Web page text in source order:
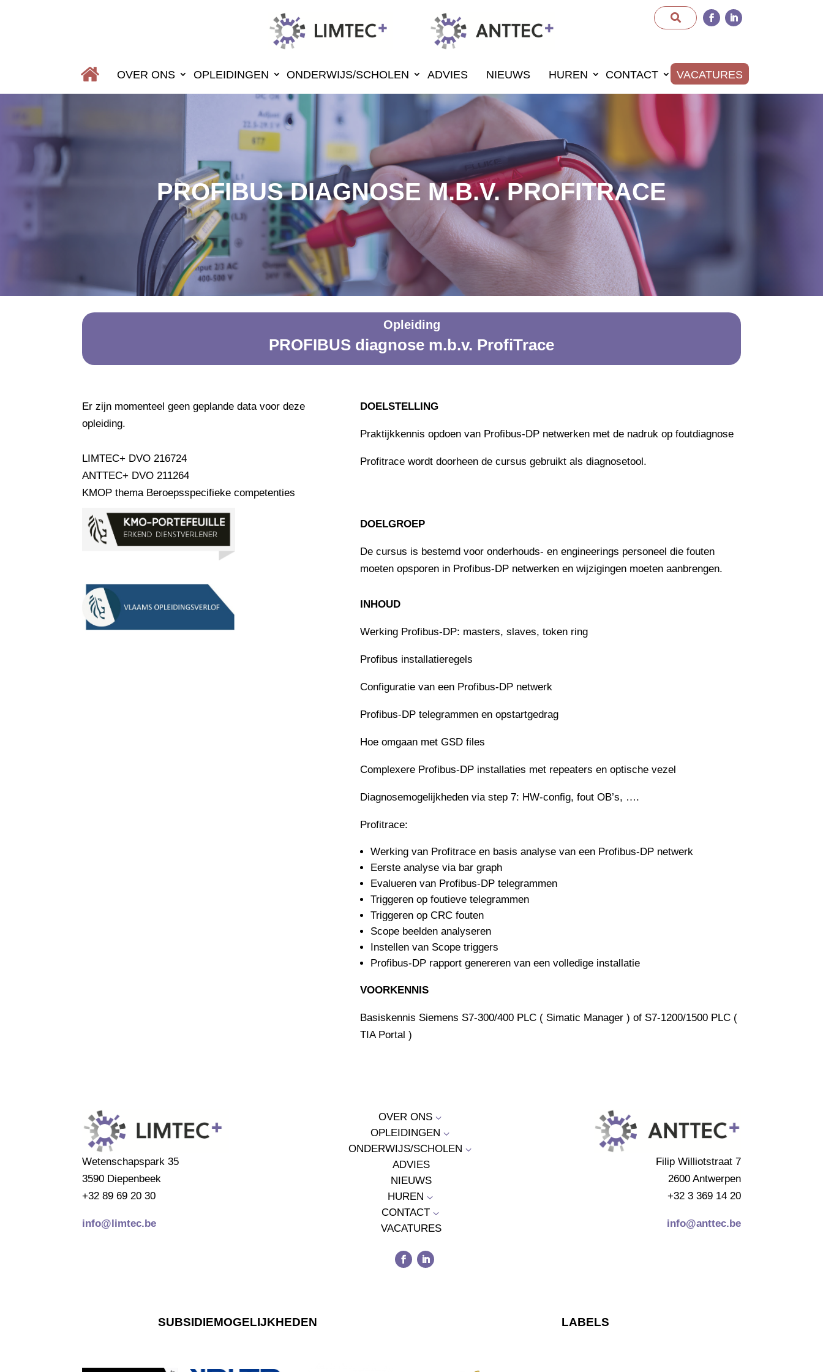
OVER ONS OPLEIDINGEN ONDERWIJS/SCHOLEN ADVIES NIEUWS HUREN CONTACT VACATURES
PROFIBUS DIAGNOSE M.B.V. PROFITRACE
Opleiding
PROFIBUS diagnose m.b.v. ProfiTrace
Er zijn momenteel geen geplande data voor deze
opleiding.
LIMTEC+ DVO 216724
ANTTEC+ DVO 211264
KMOP thema Beroepsspecifieke competenties
DOELSTELLING
Praktijkkennis opdoen van Profibus-DP netwerken met de nadruk op foutdiagnose
Profitrace wordt doorheen de cursus gebruikt als diagnosetool.
DOELGROEP
De cursus is bestemd voor onderhouds- en engineerings personeel die fouten
moeten opsporen in Profibus-DP netwerken en wijzigingen moeten aanbrengen.
INHOUD
Werking Profibus-DP: masters, slaves, token ring
Profibus installatieregels
Configuratie van een Profibus-DP netwerk
Profibus-DP telegrammen en opstartgedrag
Hoe omgaan met GSD files
Complexere Profibus-DP installaties met repeaters en optische vezel
Diagnosemogelijkheden via step 7: HW-config, fout OB’s, ….
Profitrace:
Werking van Profitrace en basis analyse van een Profibus-DP netwerk
Eerste analyse via bar graph
Evalueren van Profibus-DP telegrammen
Triggeren op foutieve telegrammen
Triggeren op CRC fouten
Scope beelden analyseren
Instellen van Scope triggers
Profibus-DP rapport genereren van een volledige installatie
VOORKENNIS
Basiskennis Siemens S7-300/400 PLC ( Simatic Manager ) of S7-1200/1500 PLC (
TIA Portal )
Wetenschapspark 35
3590 Diepenbeek
+32 89 69 20 30
info@limtec.be
OVER ONS 3
OPLEIDINGEN 3
ONDERWIJS/SCHOLEN 3
ADVIES
NIEUWS
HUREN 3
CONTACT3
VACATURES
Filip Williotstraat 7
2600 Antwerpen
+32 3 369 14 20
info@anttec.be
SUBSIDIEMOGELIJKHEDEN LABELS